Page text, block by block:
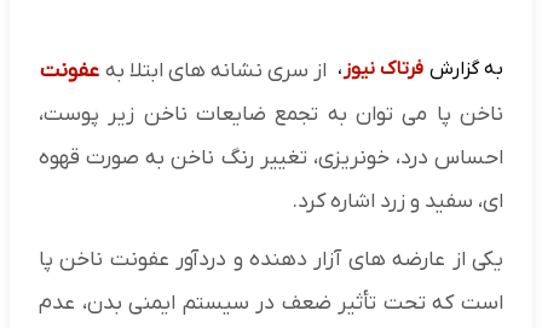
به گزارش فرتاک نیوز ، از سری نشانه های ابتلا به عفونت
ناخن پا می توان به تجمع ضایعات ناخن زیر پوست،
احساس درد، خونریزی، تغییر رنگ ناخن به صورت قهوه
ای، سفید و زرد اشاره کرد.
یکی از عارضه های آزار دهنده و دردآور عفونت ناخن پا
است که تحت تأثیر ضعف در سیستم ایمنی بدن، عدم